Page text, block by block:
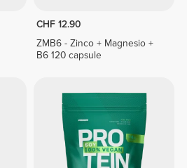
CHF 12.90
ZMB6 - Zinco + Magnesio +
B6 120 capsule